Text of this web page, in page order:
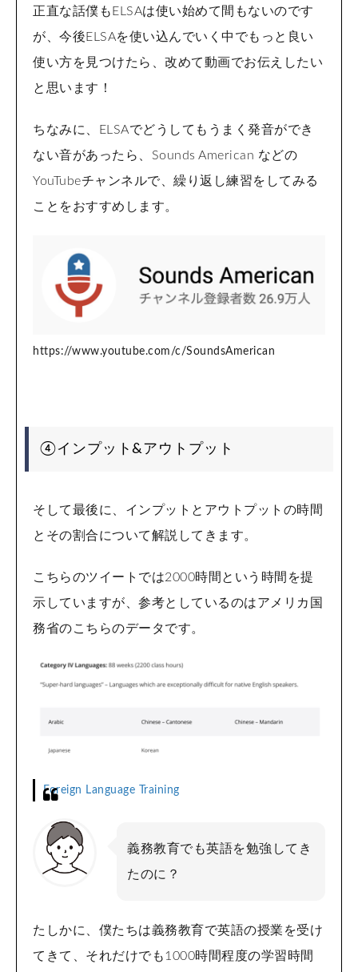
正直な話僕もELSAは使い始めて間もないのです
が、今後ELSAを使い込んでいく中でもっと良い
使い方を見つけたら、改めて動画でお伝えしたい
と思います！
ちなみに、ELSAでどうしてもうまく発音ができ
ない音があったら、Sounds American などの
YouTubeチャンネルで、繰り返し練習をしてみる
ことをおすすめします。
https://www.youtube.com/c/SoundsAmerican
④インプット&アウトプット
そして最後に、インプットとアウトプットの時間
とその割合について解説してきます。
こちらのツイートでは2000時間という時間を提
示していますが、参考としているのはアメリカ国
務省のこちらのデータです。
Foreign Language Training
義務教育でも英語を勉強してき
たのに？
たしかに、僕たちは義務教育で英語の授業を受け
てきて、それだけでも1000時間程度の学習時間